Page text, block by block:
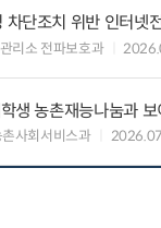
차단조치 위반 인터넷
리소 전파보호과
생 농촌재능나눔과
사회서비스과